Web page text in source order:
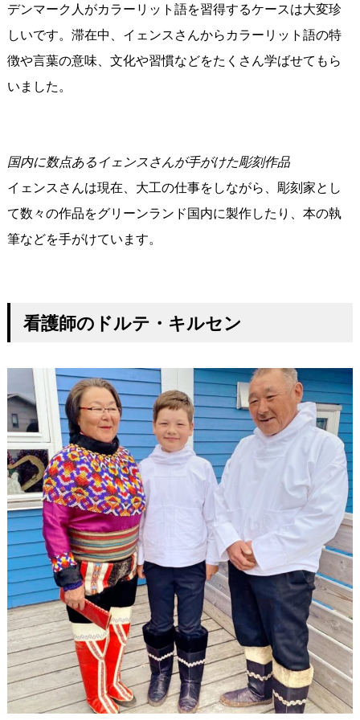
デンマーク人がカラーリット語を習得するケースは大変珍
しいです。滞在中、イェンスさんからカラーリット語の特
徴や言葉の意味、文化や習慣などをたくさん学ばせてもら
いました。
国内に数点あるイェンスさんが手がけた彫刻作品
イェンスさんは現在、大工の仕事をしながら、彫刻家とし
て数々の作品をグリーンランド国内に製作したり、本の執
筆などを手がけています。
看護師のドルテ ・キルセン